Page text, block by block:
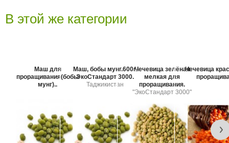
В этой же категории
Маш для
проращивания(бобы
мунг)..
Маш, бобы мунг.600г.
ЭкоСтандарт 3000.
Таджикистан
Чечевица зелёная
мелкая для
проращивания.
"ЭкоСтандарт 3000"
Чечевица